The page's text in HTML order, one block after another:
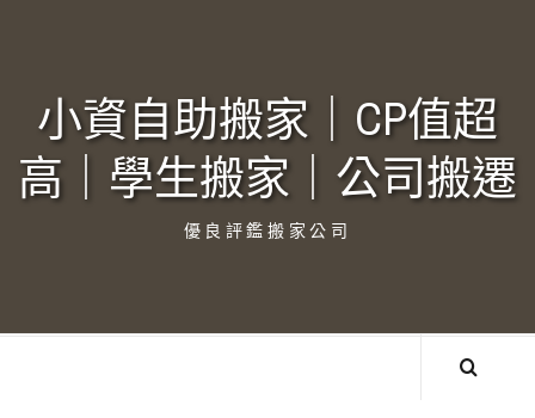
小資自助搬家｜CP值超
高｜學生搬家｜公司搬遷‎
優良評鑑搬家公司